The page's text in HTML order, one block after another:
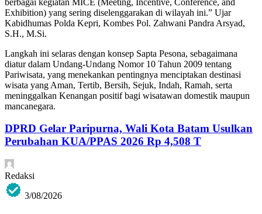
Exhibition) yang sering diselenggarakan di wilayah ini.” Ujar
Kabidhumas Polda Kepri, Kombes Pol. Zahwani Pandra Arsyad,
S.H., M.Si.
Langkah ini selaras dengan konsep Sapta Pesona, sebagaimana
diatur dalam Undang-Undang Nomor 10 Tahun 2009 tentang
Pariwisata, yang menekankan pentingnya menciptakan destinasi
wisata yang Aman, Tertib, Bersih, Sejuk, Indah, Ramah, serta
meninggalkan Kenangan positif bagi wisatawan domestik maupun
mancanegara.
DPRD Gelar Paripurna, Wali Kota Batam Usulkan
Perubahan KUA/PPAS 2026 Rp 4,508 T
Redaksi
3/08/2026